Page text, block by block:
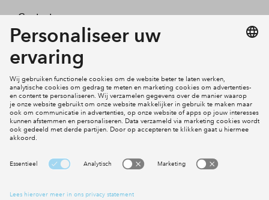
Contact
Mijn profiel
Social Media
Cookies